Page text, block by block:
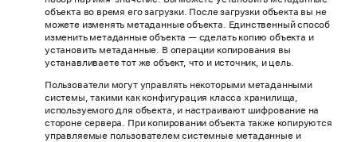
объекта во время его загрузки. После загрузки объекта вы не
можете изменять метаданные объекта. Единственный способ
изменить метаданные объекта — сделать копию объекта и
установить метаданные. В операции копирования вы
устанавливаете тот же объект, что и источник, и цель.
Пользователи могут управлять некоторыми метаданными
системы, такими как конфигурация класса хранилища,
используемого для объекта, и настраивают шифрование на
стороне сервера. При копировании объекта также копируются
управляемые пользователем системные метаданные и